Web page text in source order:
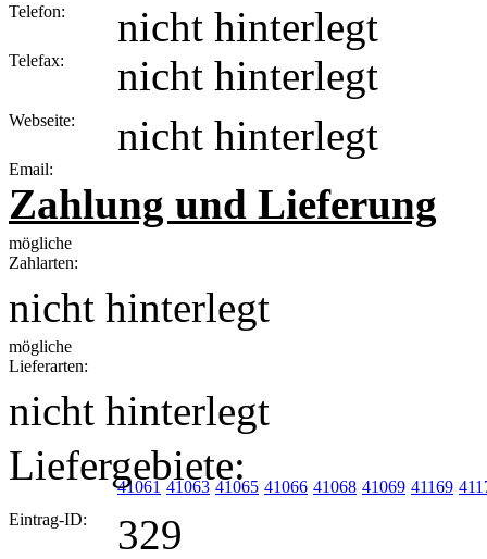
Telefon: nicht hinterlegt
Telefax: nicht hinterlegt
Webseite: nicht hinterlegt
Email:
Zahlung und Lieferung
mögliche
Zahlarten:
nicht hinterlegt
mögliche
Lieferarten:
nicht hinterlegt
Liefergebiete:
41061 41063 41065 41066 41068 41069 41169
Eintrag-ID:
329